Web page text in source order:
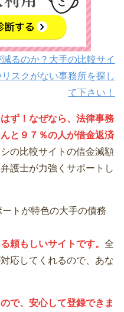
るのか？大手の比較サイ
スクがない事務所を探し
て下さい！
ず！なぜなら、法律事務
と９７％の人が借金返済
の比較サイトの借金減額
護士が力強くサポートし
トが特色の大手の債務
頼もしいサイトです。 全
応してくれるので、あな
で、安心して登録できま